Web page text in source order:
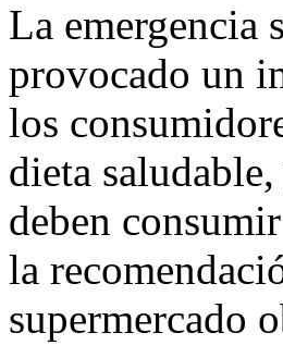
La emergencia
provocado un
los
dieta
deben
la
supermercado